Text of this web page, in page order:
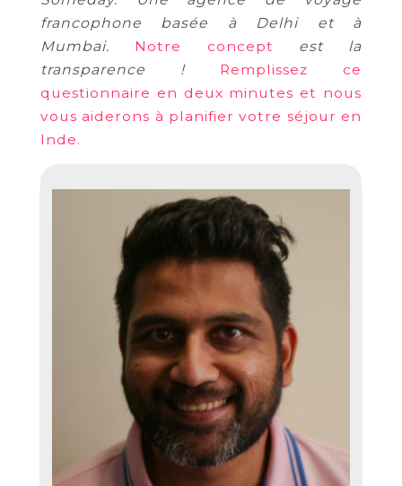
francophone basée à Delhi et à
Mumbai. Notre concept est la
transparence ! Remplissez ce
questionnaire en deux minutes et nous
vous aiderons à planifier votre séjour en
Inde.